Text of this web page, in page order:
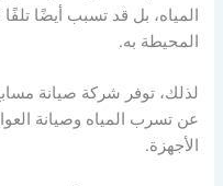
المياه، بل قد تسبب أيضًا
المحيطة به.
لذلك، توفر شركة صيانة
عن تسرب المياه وصيانة
الأجهزة.